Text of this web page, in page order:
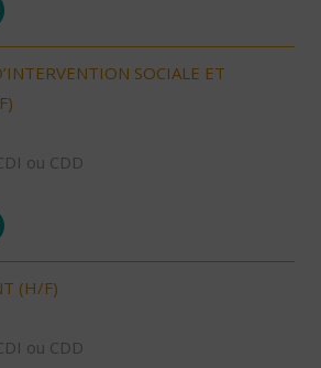
SOCIALE ET
ou CDD
(H/F)
ou CDD